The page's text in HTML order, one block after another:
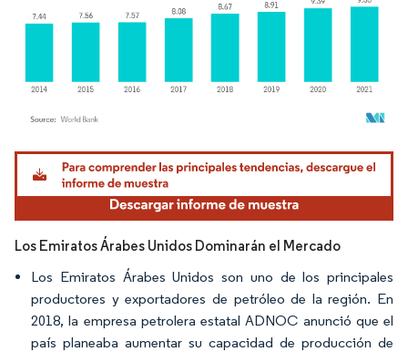
Imagen © Mordor Intelligence. El uso requiere atribución según CC BY 4.0.
Los Emiratos Árabes Unidos Dominarán el Mercado
Los Emiratos Árabes Unidos son uno de los principales
productores y exportadores de petróleo de la región. En
2018, la empresa petrolera estatal ADNOC anunció que el
país planeaba aumentar su capacidad de producción de